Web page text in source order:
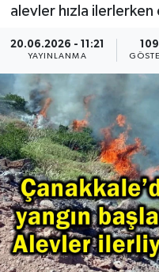
alevler hızla
20.06.2026 - 11:21
YAYINLANMA
Magazin
Resmi İlanlar
Sağlık
Haber Arşivi